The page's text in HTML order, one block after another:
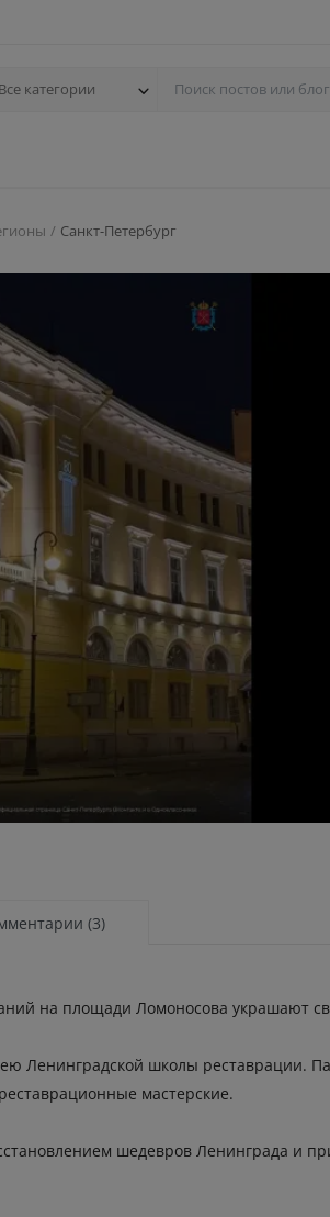
Все категории
Санкт-Петербург
(3)
на площади Ломоносова украшают
Ленинградской школы реставрации.
мастерские.
шедевров Ленинграда и